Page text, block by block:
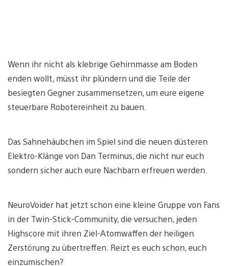
Wenn ihr nicht als klebrige Gehirnmasse am Boden
enden wollt, müsst ihr plündern und die Teile der
besiegten Gegner zusammensetzen, um eure eigene
steuerbare Robotereinheit zu bauen.
Das Sahnehäubchen im Spiel sind die neuen düsteren
Elektro-Klänge von Dan Terminus, die nicht nur euch
sondern sicher auch eure Nachbarn erfreuen werden.
NeuroVoider hat jetzt schon eine kleine Gruppe von Fans
in der Twin-Stick-Community, die versuchen, jeden
Highscore mit ihren Ziel-Atomwaffen der heiligen
Zerstörung zu übertreffen. Reizt es euch schon, euch
einzumischen?